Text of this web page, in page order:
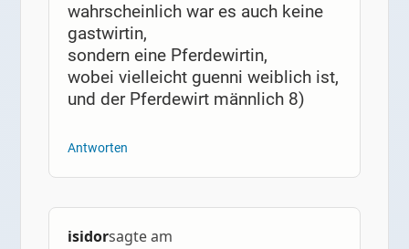
wahrscheinlich war es auch keine
gastwirtin,
sondern eine Pferdewirtin,
wobei vielleicht guenni weiblich ist,
und der Pferdewirt männlich 8)
Antworten
isidorsagte am